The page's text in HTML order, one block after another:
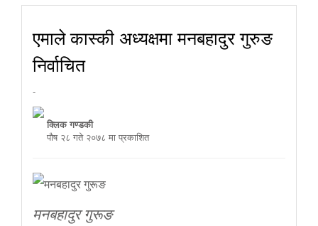
एमाले कास्की अध्यक्षमा मनबहादुर गुरुङ
निर्वाचित
-
क्लिक गण्डकी
पौष २८ गते २०७८ मा प्रकाशित
मनबहादुर गुरूङ